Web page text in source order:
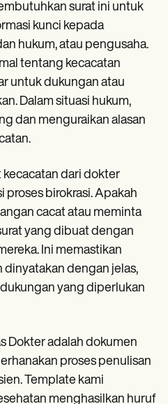
surat ini untuk
kunci kepada
hukum, atau pengusaha.
tentang kecacatan
untuk dukungan atau
Dalam situasi hukum,
dan menguraikan alasan
kecacatan dari dokter
proses birokrasi. Apakah
cacat atau meminta
yang dibuat dengan
Ini memastikan
dengan jelas,
yang diperlukan
Dokter adalah dokumen
proses penulisan
Template kami
menghasilkan huruf